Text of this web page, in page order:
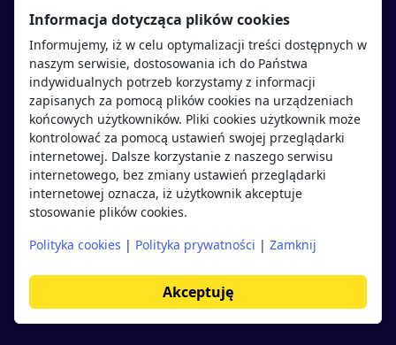
Polityka cookies
Polityka prywatności
Kandydaci
Regulamin kandydata
Oferty pracy
Pracodawcy
Opinie o pracodawcach
Blog
Pracodawcy
Regulamin pracodawcy
Dodaj ogłoszenie
Informacja dotycząca plików cookies
Informujemy, iż w celu optymalizacji treści dostępnych w
naszym serwisie, dostosowania ich do Państwa
indywidualnych potrzeb korzystamy z informacji
zapisanych za pomocą plików cookies na urządzeniach
końcowych użytkowników. Pliki cookies użytkownik może
kontrolować za pomocą ustawień swojej przeglądarki
internetowej. Dalsze korzystanie z naszego serwisu
internetowego, bez zmiany ustawień przeglądarki
internetowej oznacza, iż użytkownik akceptuje
stosowanie plików cookies.
Polityka cookies | Polityka prywatności | Zamknij
Akceptuję